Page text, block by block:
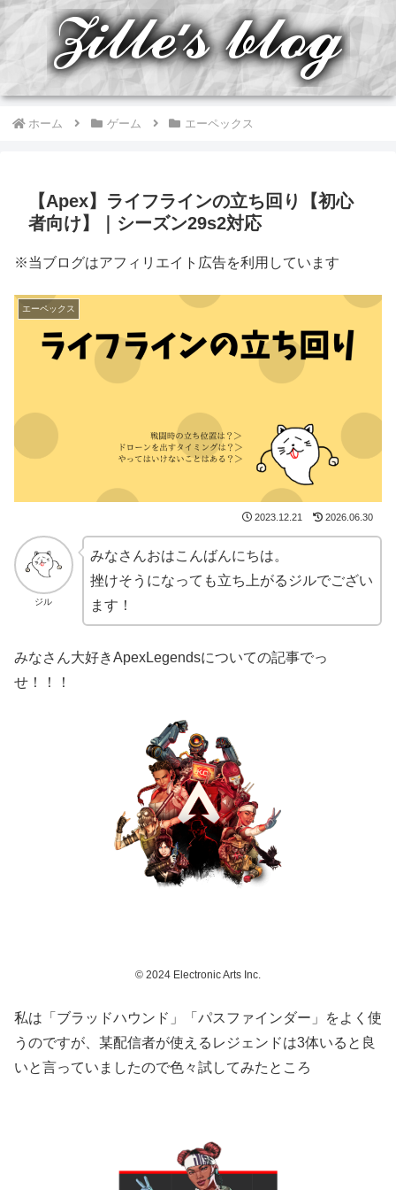
ホーム ゲーム エーペックス
【Apex】ライフラインの立ち回り【初心
者向け】｜シーズン29s2対応
※当ブログはアフィリエイト広告を利用しています
エーペックス
2023.12.21 2026.06.30
ジル
みなさんおはこんばんにちは。
挫けそうになっても立ち上がるジルでござい
ます！
みなさん大好きApexLegendsについての記事でっ
せ！！！
© 2024 Electronic Arts Inc.
私は「ブラッドハウンド」「パスファインダー」をよく使
うのですが、某配信者が使えるレジェンドは3体いると良
いと言っていましたので色々試してみたところ